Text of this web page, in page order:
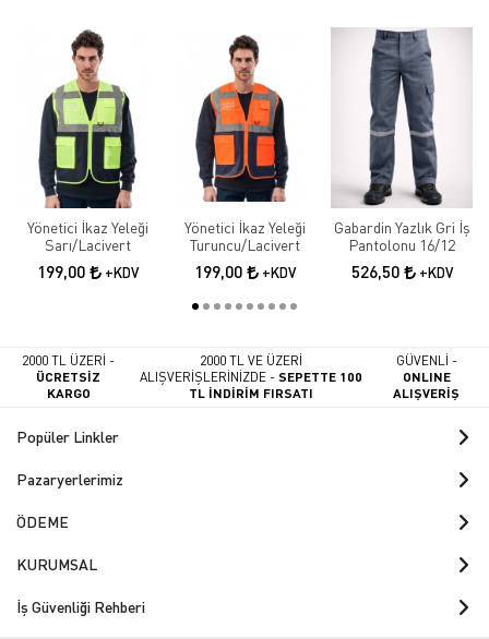
Yönetici İkaz Yeleği
Sarı/Lacivert
199,00 +KDV
Yönetici İkaz Yeleği
Turuncu/Lacivert
199,00 +KDV
Gabardin Yazlık Gri İş
Pantolonu 16/12
526,50 +KDV
2000 TL ÜZERİ -
ÜCRETSİZ
KARGO
2000 TL VE ÜZERİ
ALIŞVERİŞLERİNİZDE -SEPETTE 100
TL İNDİRİM FIRSATI
GÜVENLİ -
ONLINE
ALIŞVERİŞ
Popüler Linkler
Pazaryerlerimiz
ÖDEME
KURUMSAL
İş Güvenliği Rehberi